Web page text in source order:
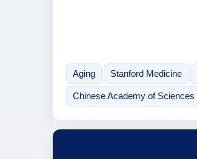
Aging Stanford Medicine
Chinese Academy of Sciences